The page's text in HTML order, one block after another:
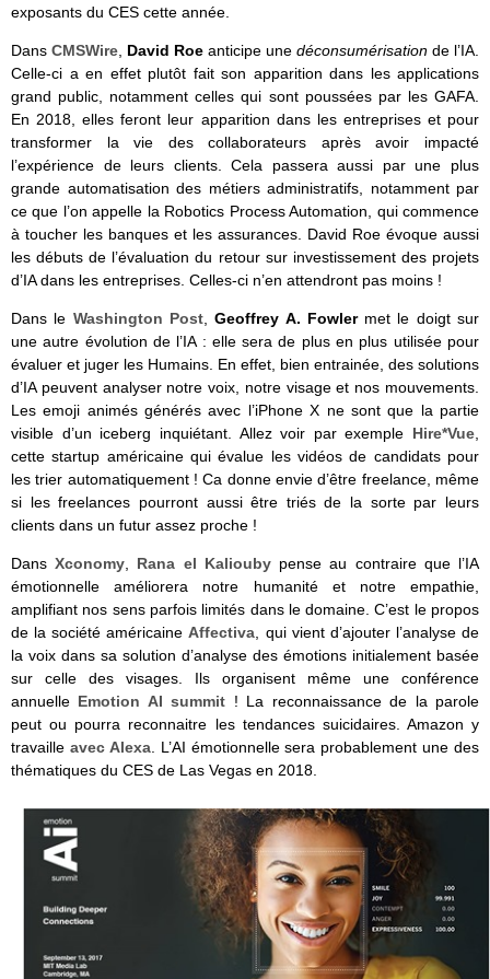
exposants du CES cette année.
Dans CMSWire David Roe anticipe une déconsumérisation de l’IA.
Celle-ci a en effet plutôt fait son apparition dans les applications
grand public, notamment celles qui sont poussées par les GAFA.
En 2018, elles feront leur apparition dans les entreprises et pour
transformer la vie des collaborateurs après avoir impacté
l’expérience de leurs clients. Cela passera aussi par une plus
grande automatisation des métiers administratifs, notamment par
ce que l’on appelle la Robotics Process Automation, qui commence
à toucher les banques et les assurances. David Roe évoque aussi
les débuts de l’évaluation du retour sur investissement des projets
d’IA dans les entreprises. Celles-ci n’en attendront pas moins !
Dans le Washington Post,Geoffrey A. Fowler met le doigt sur
une autre évolution de l’IA : elle sera de plus en plus utilisée pour
évaluer et juger les Humains. En effet, bien entrainée, des solutions
d’IA peuvent analyser notre voix, notre visage et nos mouvements.
Les emoji animés générés avec l’iPhone X ne sont que la partie
visible d’un iceberg inquiétant. Allez voir par exemple Hire*Vue,
cette startup américaine qui évalue les vidéos de candidats pour
les trier automatiquement ! Ca donne envie d’être freelance, même
si les freelances pourront aussi être triés de la sorte par leurs
clients dans un futur assez proche !
DansXconomy, Rana el Kalioubypense au contraire que l’IA
émotionnelle améliorera notre humanité et notre empathie,
amplifiant nos sens parfois limités dans le domaine. C’est le propos
de la société américaineAffectiva, qui vient d’ajouter l’analyse de
la voix dans sa solution d’analyse des émotions initialement basée
sur celle des visages. Ils organisent même une conférence
annuelle Emotion AI summit ! La reconnaissance de la parole
peut ou pourra reconnaitre les tendances suicidaires. Amazon y
travaille avec Alexa. L’AI émotionnelle sera probablement une des
thématiques du CES de Las Vegas en 2018.